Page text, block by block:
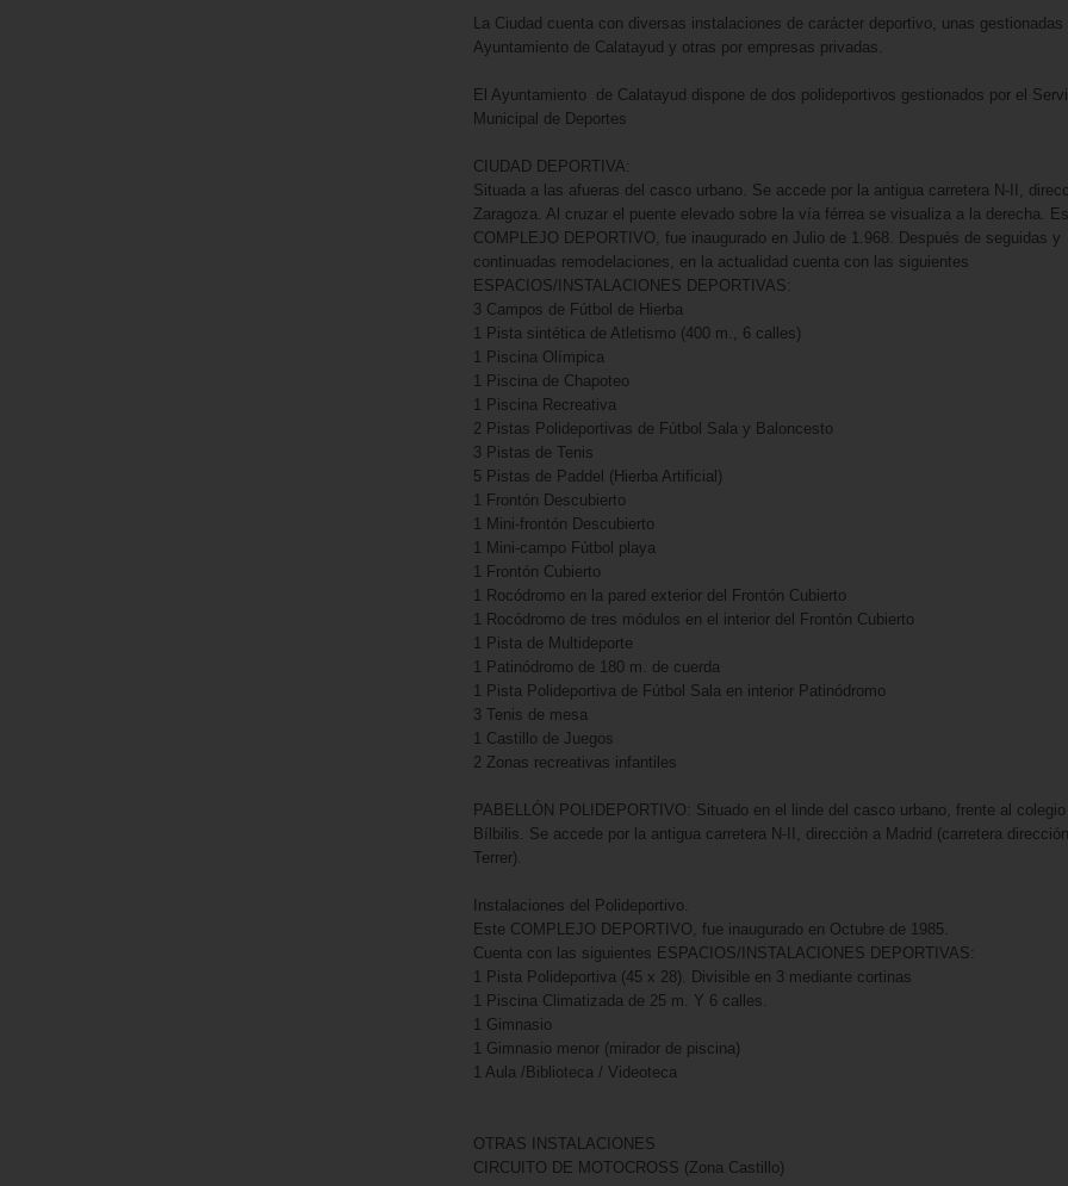
La Ciudad cuenta con diversas instalaciones de carácter deportivo, unas gestionadas
Ayuntamiento de Calatayud y otras por empresas privadas.
El Ayuntamiento de Calatayud dispone de dos polideportivos gestionados por el
Municipal de Deportes
CIUDAD DEPORTIVA:
Situada a las afueras del casco urbano. Se accede por la antigua carretera N-II,
Zaragoza. Al cruzar el puente elevado sobre la vía férrea se visualiza a la derecha.
COMPLEJO DEPORTIVO, fue inaugurado en Julio de 1.968. Después de seguidas y
continuadas remodelaciones, en la actualidad cuenta con las siguientes
ESPACIOS/INSTALACIONES DEPORTIVAS:
3 Campos de Fútbol de Hierba
1 Pista sintética de Atletismo (400 m., 6 calles)
1 Piscina Olímpica
1 Piscina de Chapoteo
1 Piscina Recreativa
2 Pistas Polideportivas de Fútbol Sala y Baloncesto
3 Pistas de Tenis
5 Pistas de Paddel (Hierba Artificial)
1 Frontón Descubierto
1 Mini-frontón Descubierto
1 Mini-campo Fútbol playa
1 Frontón Cubierto
1 Rocódromo en la pared exterior del Frontón Cubierto
1 Rocódromo de tres módulos en el interior del Frontón Cubierto
1 Pista de Multideporte
1 Patinódromo de 180 m. de cuerda
1 Pista Polideportiva de Fútbol Sala en interior Patinódromo
3 Tenis de mesa
1 Castillo de Juegos
2 Zonas recreativas infantiles
PABELLÓN POLIDEPORTIVO: Situado en el linde del casco urbano, frente al
Bílbilis. Se accede por la antigua carretera N-II, dirección a Madrid (carretera
Terrer).
Instalaciones del Polideportivo.
Este COMPLEJO DEPORTIVO, fue inaugurado en Octubre de 1985.
Cuenta con las siguientes ESPACIOS/INSTALACIONES DEPORTIVAS:
1 Pista Polideportiva (45 x 28). Divisible en 3 mediante cortinas
1 Piscina Climatizada de 25 m. Y 6 calles.
1 Gimnasio
1 Gimnasio menor (mirador de piscina)
1 Aula /Biblioteca / Videoteca
OTRAS INSTALACIONES
CIRCUITO DE MOTOCROSS (Zona Castillo)